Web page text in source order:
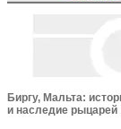
Биргу, Мальта:
и наследие рыцарей